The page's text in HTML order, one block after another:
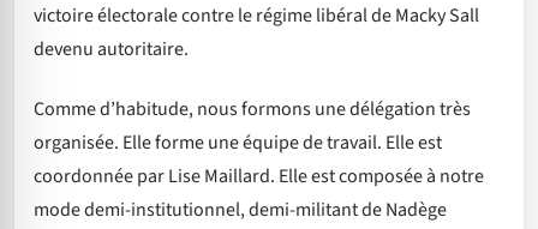
victoire électorale contre le régime libéral de Macky Sall
devenu autoritaire.
Comme d’habitude, nous formons une délégation très
organisée. Elle forme une équipe de travail. Elle est
coordonnée par Lise Maillard. Elle est composée à notre
mode demi-institutionnel, demi-militant de Nadège